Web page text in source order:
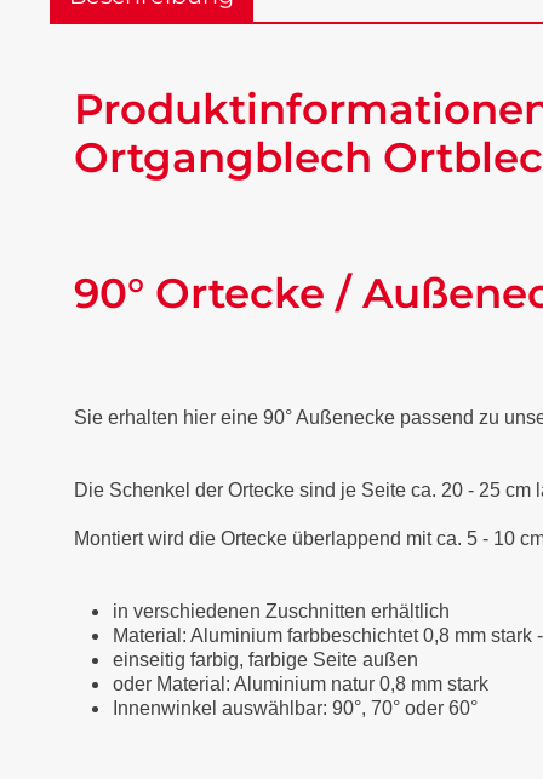
Ortgangblech
90° Ortecke /
Sie erhalten hier eine 90° Außenecke passend zu
Die Schenkel der Ortecke sind je Seite ca. 20 - 25 cm
Montiert wird die Ortecke überlappend mit ca. 5 - 10
in verschiedenen Zuschnitten erhältlich
Material: Aluminium farbbeschichtet 0,8 mm
einseitig farbig, farbige Seite außen
oder Material: Aluminium natur 0,8 mm stark
Innenwinkel auswählbar: 90°, 70° oder 60°